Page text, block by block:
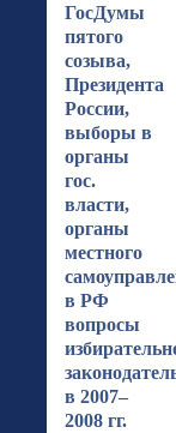
ГосДумы
пятого
созыва,
Президента
России,
выборы в
органы
гос.
власти,
органы
местного
в РФ
вопросы
в 2007–
2008 гг.